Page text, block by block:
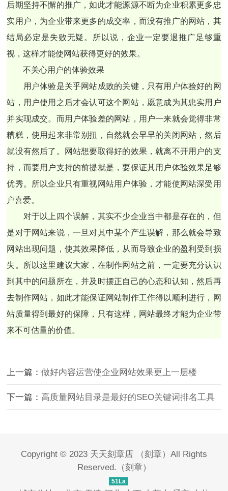
后期坚持不懈的推广，如此才能源源不断为企业积累更多忠
实用户，为企业带来更多的成交率，而没有推广的网站，其
结局必定是失败无疑。所以说，企业一定要退推广足够重
视，这样才能使网站获得更好的效果。
不关心用户的体验效果
用户体验是关乎网站成败的关键，只有用户体验好的网
站，用户使用之后才会认可这个网站，愿意成为其忠实用户
并实现成交。而用户体验差的网站，用户一来就会觉得非常
糟糕，使用起来非常别扭，自然就会早早的关闭网站，然后
就没有然后了。网站想要取得好的效果，就离不开用户的支
持，而要用户支持的前提就是，要保证其用户体验效果足够
优秀。所以企业只有重视网站用户体验，才能使网站深受用
户喜爱。
对于以上四个误解，其实不少企业当中都是存在的，但
是对于网站来说，一旦对其中某个产生误解，那么就会导致
网站出现问题，使其效果降低，从而导致企业的盈利受到损
失。所以这里建议大家，在制作网站之前，一定要充分认识
到其中的问题所在，并及时摆正自己的心态和认知，然后再
去制作网站，如此才能保证网站制作工作得以顺利进行，网
站质量得到最好的保障，只有这样，网站最终才能为企业带
来不可估量的价值。
上一篇：做好内容运营使企业网站效果更上一层楼
下一篇：高质量网站目录是最好的SEO关键词排名工具
Copyright © 2023 天天刻章店 （刻章）All Rights
Reserved.（刻章）
51La